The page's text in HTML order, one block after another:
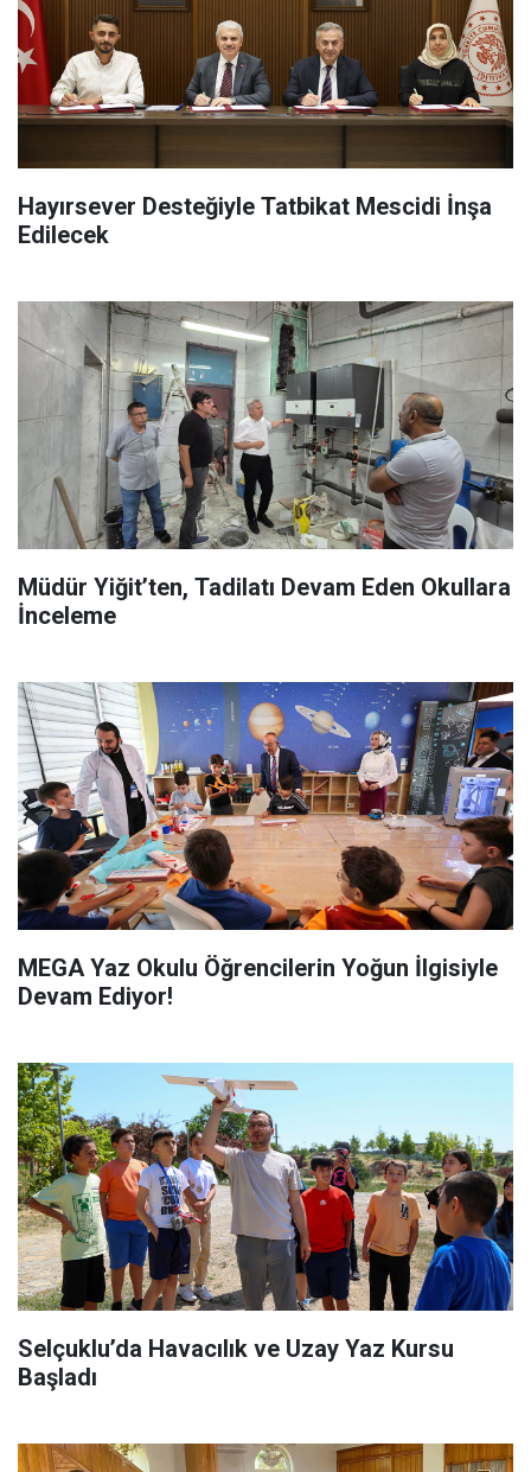
Hayırsever Desteğiyle Tatbikat Mescidi İnşa
Edilecek
Müdür Yiğit’ten, Tadilatı Devam Eden Okullara
İnceleme
MEGA Yaz Okulu Öğrencilerin Yoğun İlgisiyle
Devam Ediyor!
Selçuklu’da Havacılık ve Uzay Yaz Kursu
Başladı